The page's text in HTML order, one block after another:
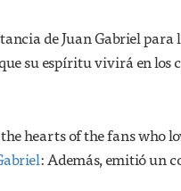
de Juan Gabriel para
su espíritu vivirá en los
hearts of the fans who
: Además, emitió un